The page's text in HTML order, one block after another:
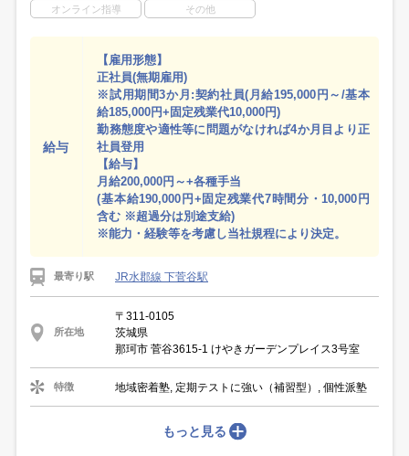
オンライン指導 その他
給与
【雇用形態】
正社員(無期雇用)
※試用期間3か月:契約社員(月給195,000円～/基本
給185,000円+固定残業代10,000円)
勤務態度や適性等に問題がなければ4か月目より正
社員登用
【給与】
月給200,000円～+各種手当
(基本給190,000円+固定残業代7時間分・10,000円
含む ※超過分は別途支給)
※能力・経験等を考慮し当社規程により決定。
最寄り駅 JR水郡線 下菅谷駅
所在地
〒311-0105
茨城県
那珂市 菅谷3615-1 けやきガーデンプレイス3号室
特徴 地域密着塾, 定期テストに強い（補習型）, 個性派塾
もっと見る